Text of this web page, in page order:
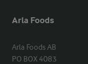
Arla Foods
Arla Foods AB
PO BOX 4083